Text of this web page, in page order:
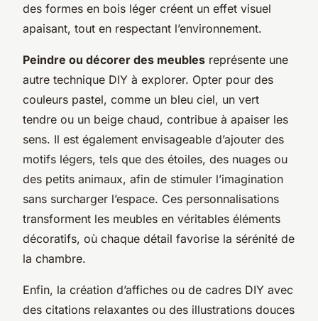
des formes en bois léger créent un effet visuel
apaisant, tout en respectant l’environnement.
Peindre ou décorer des meubles représente une
autre technique DIY à explorer. Opter pour des
couleurs pastel, comme un bleu ciel, un vert
tendre ou un beige chaud, contribue à apaiser les
sens. Il est également envisageable d’ajouter des
motifs légers, tels que des étoiles, des nuages ou
des petits animaux, afin de stimuler l’imagination
sans surcharger l’espace. Ces personnalisations
transforment les meubles en véritables éléments
décoratifs, où chaque détail favorise la sérénité de
la chambre.
Enfin, la création d’affiches ou de cadres DIY avec
des citations relaxantes ou des illustrations douces